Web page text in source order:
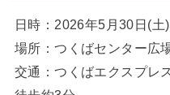
日時：2026年5月30日(
場所：つくばセンター広
交通：つくばエクスプレ